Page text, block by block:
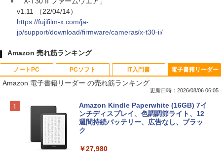
v1.11 （22/04/14）
https://fujifilm-x.com/ja-
jp/support/download/firmware/cameras/x-t30-ii/
Amazon 売れ筋ランキング
ノートPC
Apple 2026 MacBook Neo A18 Proチッ
プ搭載13インチノートブック：AIとAppl
e Intelligenceのために設計、Liquid Ret
inaディスプレイ、8GBユニファイドメモ
eTime HDカメラ、Touch ID - インディ
PCソフト
Xbox プリペイドカード 10,000円 デジタ
ルコード 【旧 Xbox ギフトカード】 [オ
ンラインコード]
IT入門書
生成AIパスポート公式テキスト 第４版
￥1,766
電子書籍リーダー
Amazon 電子書籍リーダー の売れ筋ランキング
更新日時：2026/08/06 06:05
Amazon Kindle Paperwhite (16GB) 7イ
ンチディスプレイ、色調調節ライト、12
週間持続バッテリー、広告なし、ブラッ
ク
￥27,980